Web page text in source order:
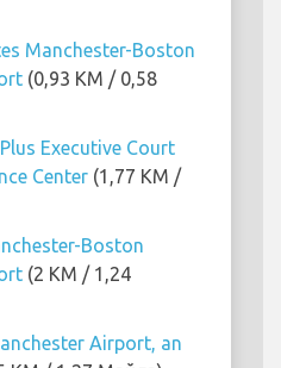
Manchester-Boston
(0,93 KM / 0,58
Executive Court
Center (1,77 KM /
Boston
(2 KM / 1,24
Airport, an